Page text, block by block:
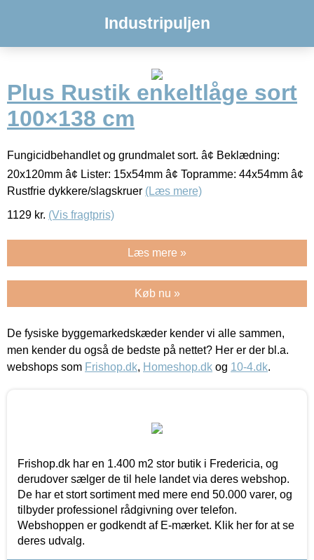
Industripuljen
Plus Rustik enkeltlåge sort
100×138 cm
Fungicidbehandlet og grundmalet sort. â¢ Beklædning:
20x120mm â¢ Lister: 15x54mm â¢ Topramme: 44x54mm â¢
Rustfrie dykkere/slagskruer (Læs mere)
1129 kr. (Vis fragtpris)
Læs mere »
Køb nu »
De fysiske byggemarkedskæder kender vi alle sammen,
men kender du også de bedste på nettet? Her er der bl.a.
webshops som Frishop.dk, Homeshop.dk og 10-4.dk.
Frishop.dk har en 1.400 m2 stor butik i Fredericia, og
derudover sælger de til hele landet via deres webshop.
De har et stort sortiment med mere end 50.000 varer, og
tilbyder professionel rådgivning over telefon.
Webshoppen er godkendt af E-mærket. Klik her for at se
deres udvalg.